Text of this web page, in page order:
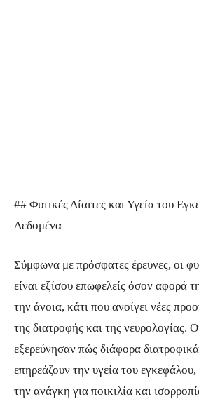
## Φυτικές Δίαιτες και Υγεία του
Δεδομένα
Σύμφωνα με πρόσφατες έρευνες, οι
είναι εξίσου επωφελείς όσον αφορά
την άνοια, κάτι που ανοίγει νέες
της διατροφής και της νευρολογίας.
εξερεύνησαν πώς διάφορα
επηρεάζουν την υγεία του
την ανάγκη για ποικιλία και